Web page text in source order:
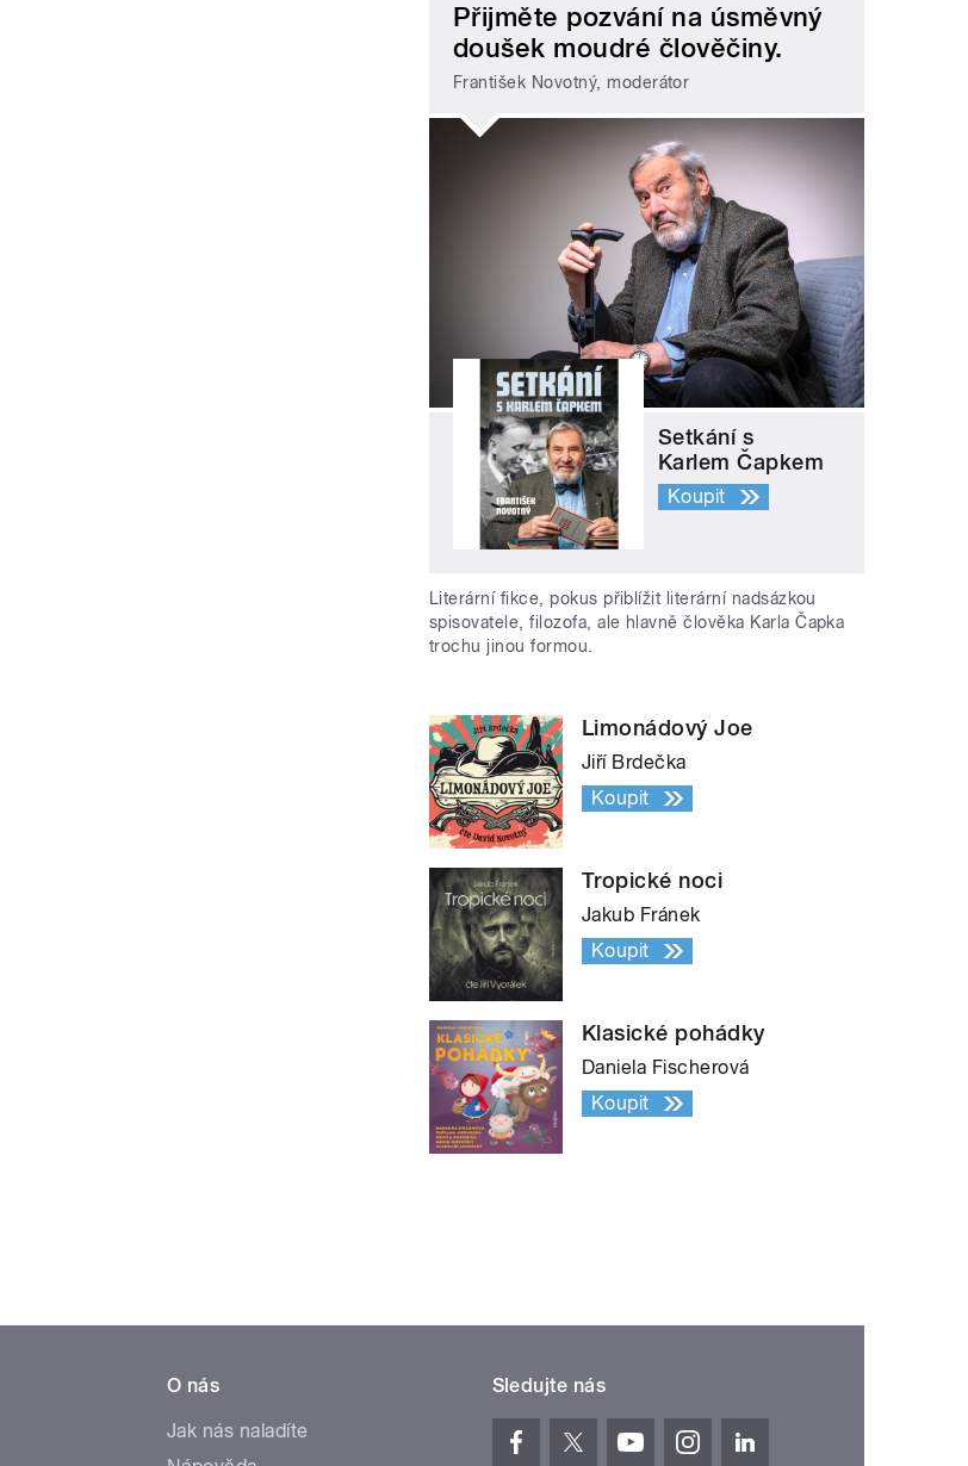
Přijměte pozvání na úsměvný
doušek moudré člověčiny.
František Novotný, moderátor
Setkání s
Karlem Čapkem
Koupit
Literární fikce, pokus přiblížit literární nadsázkou
spisovatele, filozofa, ale hlavně člověka Karla Čapka
trochu jinou formou.
Limonádový Joe
Jiří Brdečka
Koupit
Tropické noci
Jakub Fránek
Koupit
Klasické pohádky
Daniela Fischerová
Koupit
O nás
Jak nás naladíte
Sledujte nás